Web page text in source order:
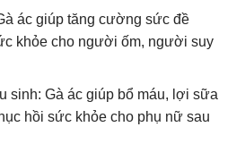
ác giúp tăng cường sức đề
khỏe cho người ốm, người suy
sinh: Gà ác giúp bổ máu, lợi sữa
hồi sức khỏe cho phụ nữ sau